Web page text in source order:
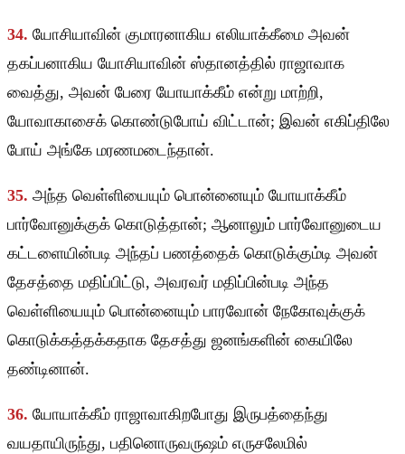
34. யோசியாவின் குமாரனாகிய எலியாக்கீமை அவன்
தகப்பனாகிய யோசியாவின் ஸ்தானத்தில் ராஜாவாக
வைத்து, அவன் பேரை யோயாக்கீம் என்று மாற்றி,
யோவாகாசைக் கொண்டுபோய் விட்டான்; இவன் எகிப்திலே
போய் அங்கே மரணமடைந்தான்.
35. அந்த வெள்ளியையும் பொன்னையும் யோயாக்கீம்
பார்வோனுக்குக் கொடுத்தான்; ஆனாலும் பார்வோனுடைய
கட்டளையின்படி அந்தப் பணத்தைக் கொடுக்கும்டி அவன்
தேசத்தை மதிப்பிட்டு, அவரவர் மதிப்பின்படி அந்த
வெள்ளியையும் பொன்னையும் பாரவோன் நேகோவுக்குக்
கொடுக்கத்தக்கதாக தேசத்து ஜனங்களின் கையிலே
தண்டினான்.
36. யோயாக்கீம் ராஜாவாகிறபோது இருபத்தைந்து
வயதாயிருந்து, பதினொருவருஷம் எருசலேமில்